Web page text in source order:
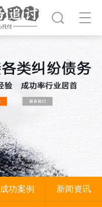
成功案例 新闻资讯